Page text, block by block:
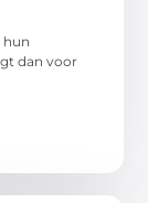
hun
dan voor